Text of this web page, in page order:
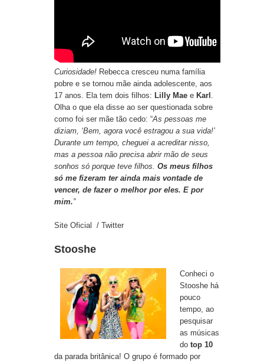
Curiosidade! Rebecca cresceu numa família
pobre e se tornou mãe ainda adolescente, aos
17 anos. Ela tem dois filhos: Lilly Mae e Karl .
Olha o que ela disse ao ser questionada sobre
como foi ser mãe tão cedo: “As pessoas me
diziam, ‘Bem, agora você estragou a sua vida!’
Durante um tempo, cheguei a acreditar nisso,
mas a pessoa não precisa abrir mão de seus
sonhos só porque teve filhos. Os meus filhos
só me fizeram ter ainda mais vontade de
vencer, de fazer o melhor por eles. E por
mim.”
Site Oficial / Twitter
Stooshe
Conheci o
Stooshe há
pouco
tempo, ao
pesquisar
as músicas
do top 10
da parada britânica! O grupo é formado por